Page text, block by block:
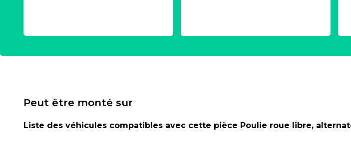
Peut être monté sur
Liste des véhicules compatibles avec cette pièce Poulie roue libre,